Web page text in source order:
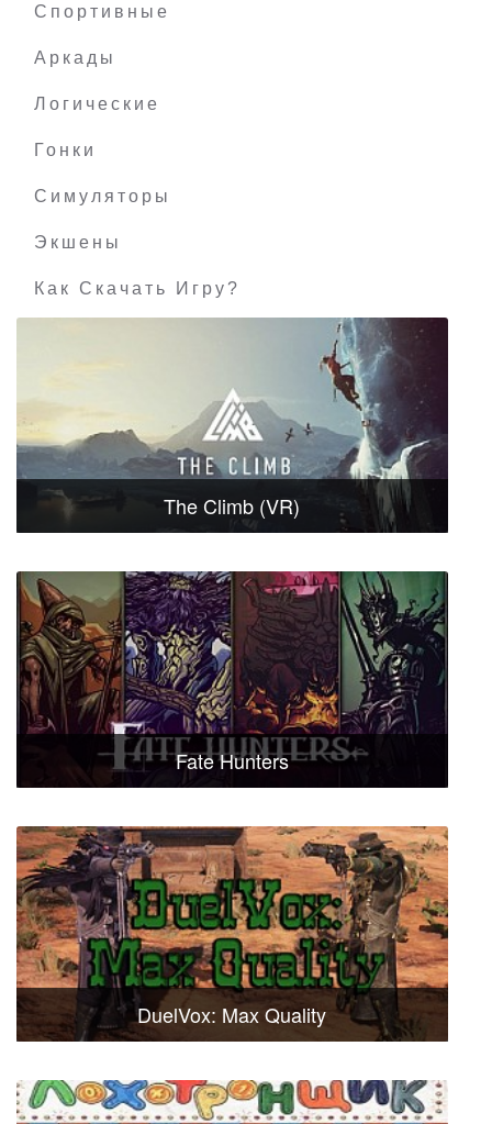
Спортивные
Аркады
Логические
Гонки
Симуляторы
Экшены
Как Скачать Игру?
The Climb (VR)
Fate Hunters
DuelVox: Max Quality